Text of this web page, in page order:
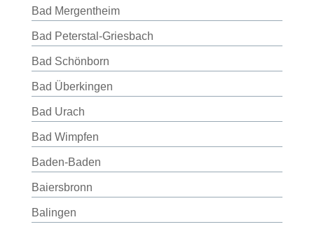
Bad Mergentheim
Bad Peterstal-Griesbach
Bad Schönborn
Bad Überkingen
Bad Urach
Bad Wimpfen
Baden-Baden
Baiersbronn
Balingen